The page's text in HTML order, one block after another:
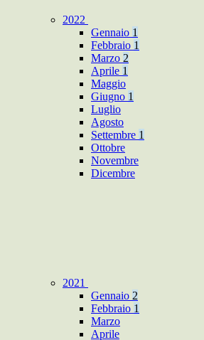
2022
Gennaio 1
Febbraio 1
Marzo 2
Aprile 1
Maggio
Giugno 1
Luglio
Agosto
Settembre 1
Ottobre
Novembre
Dicembre
2021
Gennaio 2
Febbraio 1
Marzo
Aprile